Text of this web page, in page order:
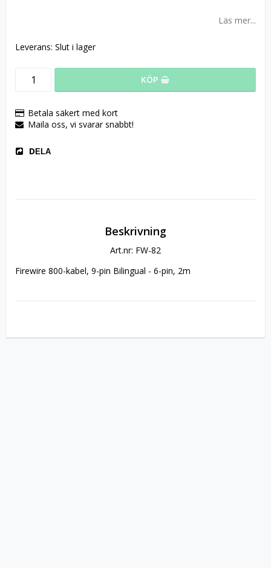
Läs mer...
Leverans: Slut i lager
KÖP
Betala säkert med kort
Maila oss, vi svarar snabbt!
DELA
Beskrivning
Art.nr: FW-82
Firewire 800-kabel, 9-pin Bilingual - 6-pin, 2m